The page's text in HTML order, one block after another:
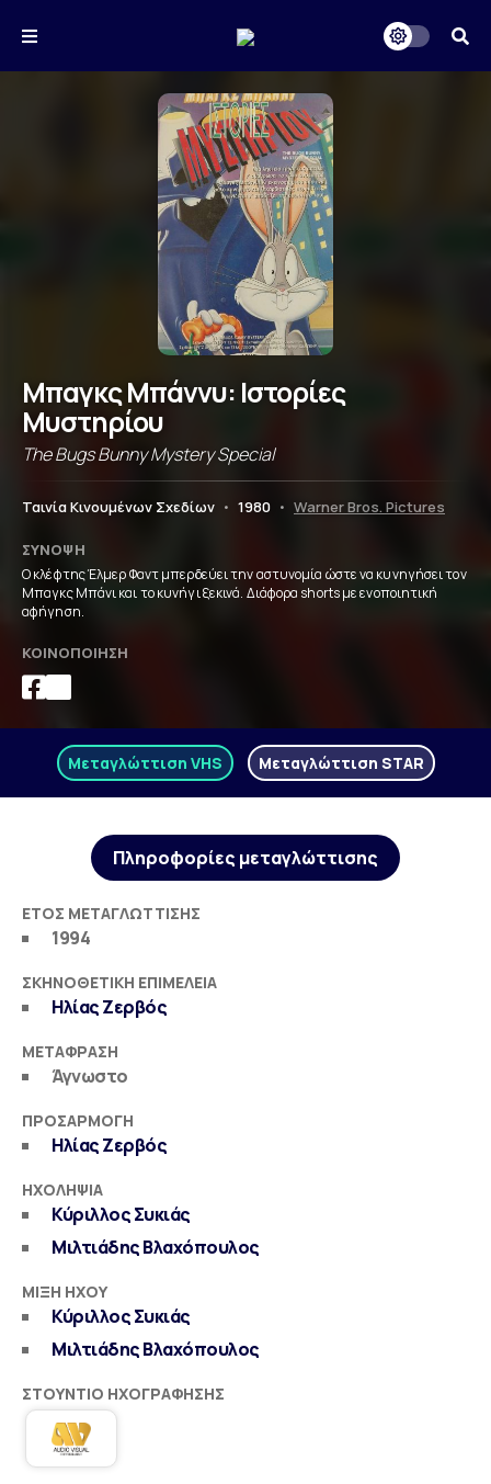
Μπαγκς Μπάννυ: Ιστορίες
Μυστηρίου
The Bugs Bunny Mystery Special
Ταινία Κινουμένων Σχεδίων • 1980 • Warner Bros. Pictures
ΣΎΝΟΨΗ
Ο κλέφτης Έλμερ Φαντ μπερδεύει την αστυνομία ώστε να κυνηγήσει τον
Μπαγκς Μπάνι και το κυνήγι ξεκινά. Διάφορα shorts με ενοποιητική
αφήγηση.
ΚΟΙΝΟΠΟΊΗΣΗ
Μεταγλώττιση VHS Μεταγλώττιση STAR
Πληροφορίες μεταγλώττισης
ΈΤΟΣ ΜΕΤΑΓΛΏΤΤΙΣΗΣ
1994
ΣΚΗΝΟΘΕΤΙΚΉ ΕΠΙΜΈΛΕΙΑ
Ηλίας Ζερβός
ΜΕΤΆΦΡΑΣΗ
Άγνωστο
ΠΡΟΣΑΡΜΟΓΉ
Ηλίας Ζερβός
ΗΧΟΛΗΨΊΑ
Κύριλλος Συκιάς
Μιλτιάδης Βλαχόπουλος
ΜΊΞΗ ΉΧΟΥ
Κύριλλος Συκιάς
Μιλτιάδης Βλαχόπουλος
ΣΤΟΎΝΤΙΟ ΗΧΟΓΡΆΦΗΣΗΣ